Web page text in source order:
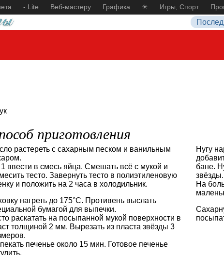
- Lite Веб-мастеру Графика ☀ Игры, Спорт
приготовления
растереть с сахарным песком и ванильным
ввести в смесь яйца. Смешать всё с мукой и
тесто. Завернуть тесто в полиэтиленовую
и положить на 2 часа в холодильник.
нагреть до 175°С. Противень выслать
бумагой для выпечки.
раскатать на посыпанной мукой поверхности в
толщиной 2 мм. Вырезать из пласта звёзды 3
печенье около 15 мин. Готовое печенье
Нугу
бане.
звёзды.
На